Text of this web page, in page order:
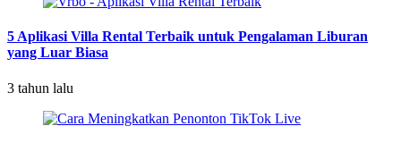
5 Aplikasi Villa Rental Terbaik untuk Pengalaman Liburan
yang Luar Biasa
3 tahun lalu